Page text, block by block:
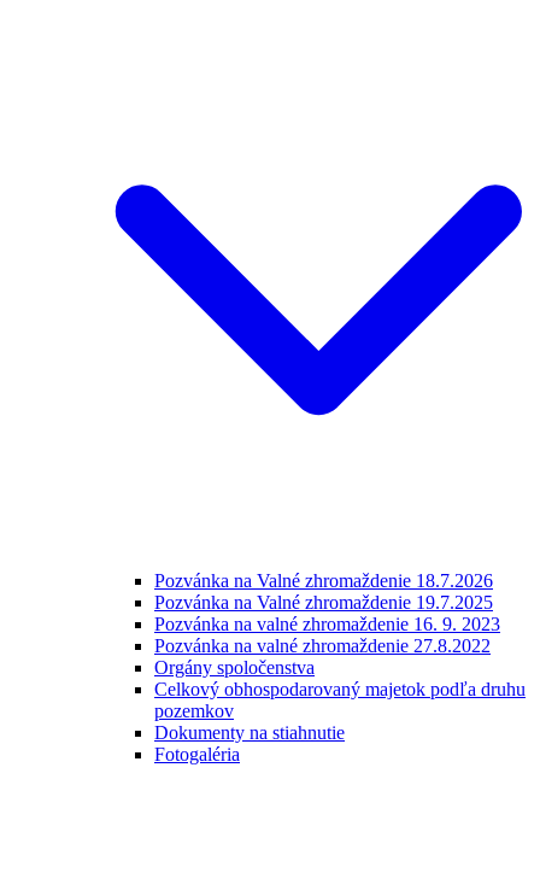
Pozvánka na Valné zhromaždenie 18.7.2026
Pozvánka na Valné zhromaždenie 19.7.2025
Pozvánka na valné zhromaždenie 16. 9. 2023
Pozvánka na valné zhromaždenie 27.8.2022
Orgány spoločenstva
Celkový obhospodarovaný majetok podľa druhu
pozemkov
Dokumenty na stiahnutie
Fotogaléria